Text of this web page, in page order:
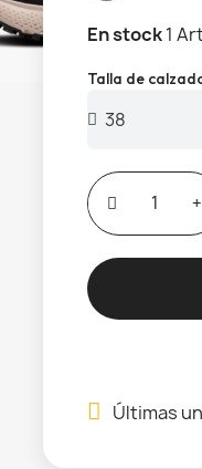
En stock1
Talla de
Últimas